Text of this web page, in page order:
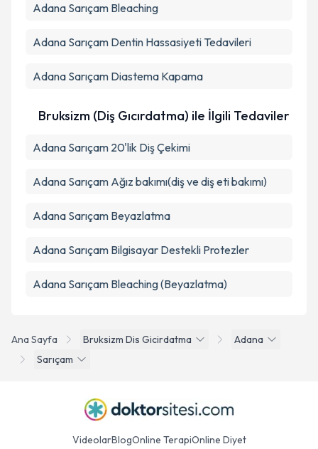
Ana Sayfa Bruksizm Dis Gicirdatma
Adana
Sarıçam
Adana Sarıçam Bleaching
Adana Sarıçam Dentin Hassasiyeti Tedavileri
Adana Sarıçam Diastema Kapama
Bruksizm (Diş Gıcırdatma) ile İlgili Tedaviler
Adana Sarıçam 20'lik Diş Çekimi
Adana Sarıçam Ağız bakımı(diş ve diş eti bakımı)
Adana Sarıçam Beyazlatma
Adana Sarıçam Bilgisayar Destekli Protezler
Adana Sarıçam Bleaching (Beyazlatma)
VideolarBlogOnline TerapiOnline Diyet